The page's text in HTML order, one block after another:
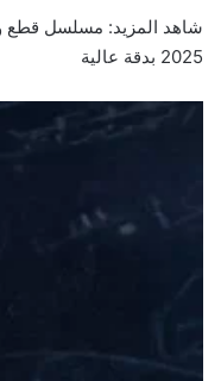
شاهد المزيد:
2025 بدقة عالية